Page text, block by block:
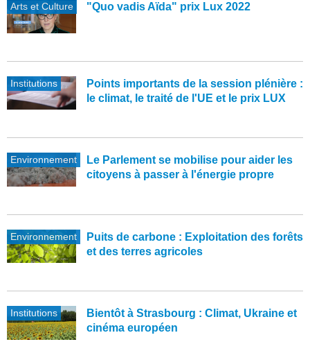
Arts et Culture "Quo vadis Aïda" prix Lux 2022
Institutions
Points importants de la session plénière :
le climat, le traité de l'UE et le prix LUX
Environnement
Le Parlement se mobilise pour aider les
citoyens à passer à l'énergie propre
Environnement
Puits de carbone : Exploitation des forêts
et des terres agricoles
Institutions
Bientôt à Strasbourg : Climat, Ukraine et
cinéma européen